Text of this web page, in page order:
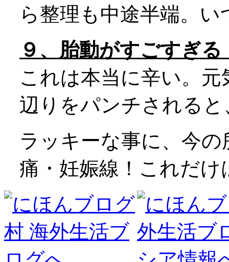
ら整理も中途半端。
９、胎動がすごすぎる
これは本当に辛い。
辺りをパンチされる
ラッキーな事に、今
痛・妊娠線！これだ